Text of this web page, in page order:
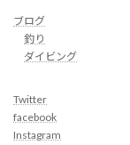
ブログ
釣り
ダイビング
Twitter
facebook
Instagram